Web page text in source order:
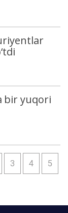
bir yuqori
3 4 5